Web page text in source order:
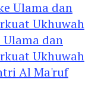
Ulama dan
Ukhuwah